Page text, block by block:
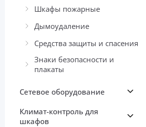
Шкафы пожарные
Дымоудаление
Средства защиты и спасения
Знаки безопасности и
плакаты
Сетевое оборудование
Климат-контроль для
шкафов